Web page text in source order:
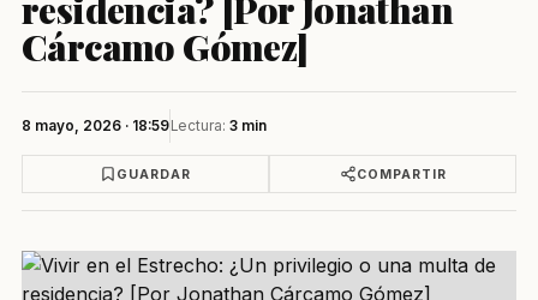
Cárcamo Gómez]
8 mayo, 2026 · 18:59Lectura: 3 min
GUARDAR COMPARTIR